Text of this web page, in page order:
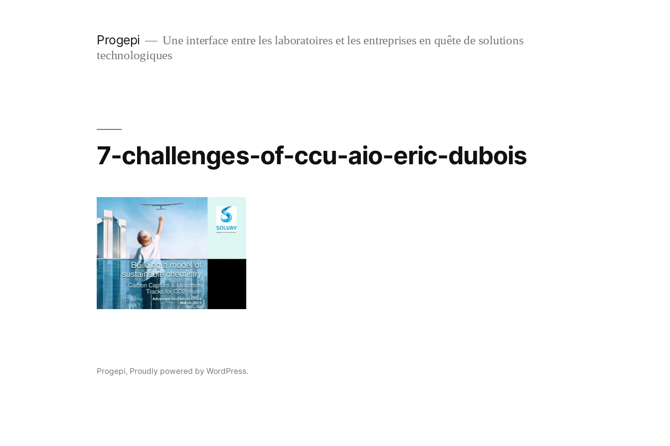
Progepi
Une interface entre les laboratoires et les entreprises en quête de solutions
technologiques
7-challenges-of-ccu-aio-eric-dubois
Progepi, Proudly powered by WordPress.